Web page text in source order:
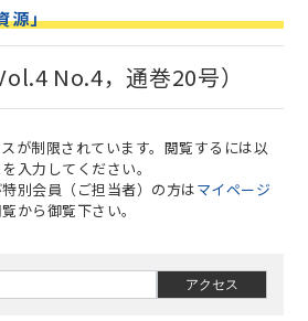
源」
No.4，通巻20号）
が制限されています。閲覧するには以
入力してください。
別会員（ご担当者）の方はマイページ
から御覧下さい。